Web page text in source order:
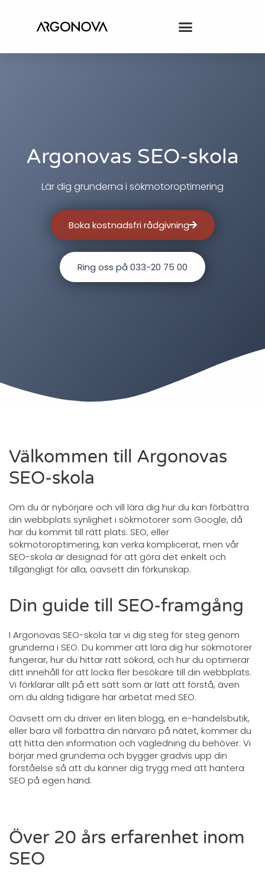
Argonovas SEO-skola
Lär dig grunderna i sökmotoroptimering
Boka kostnadsfri rådgivning
Ring oss på 033-20 75 00
Välkommen till Argonovas
SEO-skola
Om du är nybörjare och vill lära dig hur du kan förbättra
din webbplats synlighet i sökmotorer som Google, då
har du kommit till rätt plats. SEO, eller
sökmotoroptimering, kan verka komplicerat, men vår
SEO-skola är designad för att göra det enkelt och
tillgängligt för alla, oavsett din förkunskap.
Din guide till SEO-framgång
I Argonovas SEO-skola tar vi dig steg för steg genom
grunderna i SEO. Du kommer att lära dig hur sökmotorer
fungerar, hur du hittar rätt sökord, och hur du optimerar
ditt innehåll för att locka fler besökare till din webbplats.
Vi förklarar allt på ett sätt som är lätt att förstå, även
om du aldrig tidigare har arbetat med SEO.
Oavsett om du driver en liten blogg, en e-handelsbutik,
eller bara vill förbättra din närvaro på nätet, kommer du
att hitta den information och vägledning du behöver. Vi
börjar med grunderna och bygger gradvis upp din
förståelse så att du känner dig trygg med att hantera
SEO på egen hand.
Över 20 års erfarenhet inom
SEO